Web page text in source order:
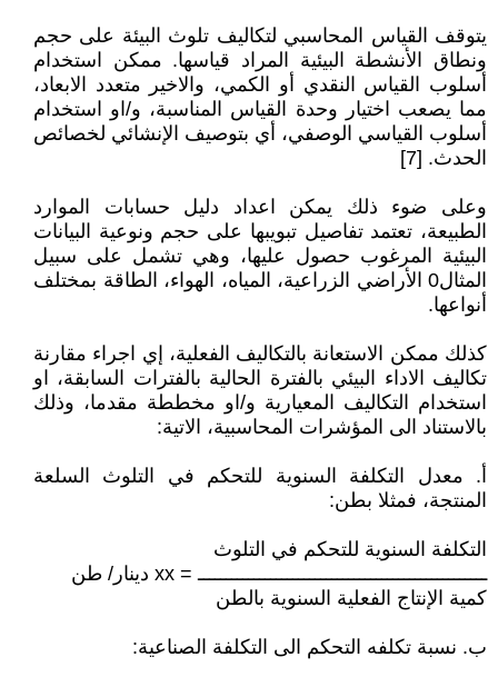
يتوقف القياس المحاسبي لتكاليف تلوث البيئة على حجم
ونطاق الأنشطة البيئية المراد قياسها. ممكن استخدام
أسلوب القياس النقدي أو الكمي، والاخير متعدد الابعاد،
مما يصعب اختيار وحدة القياس المناسبة، و/او استخدام
أسلوب القياسي الوصفي، أي بتوصيف الإنشائي لخصائص
الحدث. [7]
وعلى ضوء ذلك يمكن اعداد دليل حسابات الموارد
الطبيعة، تعتمد تفاصيل تبويبها على حجم ونوعية البيانات
البيئية المرغوب حصول عليها، وهي تشمل على سبيل
المثال0 الأراضي الزراعية، المياه، الهواء، الطاقة بمختلف
أنواعها.
كذلك ممكن الاستعانة بالتكاليف الفعلية، إي اجراء مقارنة
تكاليف الاداء البيئي بالفترة الحالية بالفترات السابقة، او
استخدام التكاليف المعيارية و/او مخططة مقدما، وذلك
بالاستناد الى المؤشرات المحاسبية، الاتية:
أ‌. معدل التكلفة السنوية للتحكم في التلوث السلعة
المنتجة، فمثلا بطن:
التكلفة السنوية للتحكم في التلوث
ــــــــــــــــــــــــــــــــــــــــــــــــــــ = xx دينار/ طن
كمية الإنتاج الفعلية السنوية بالطن
ب‌. نسبة تكلفه التحكم الى التكلفة الصناعية: